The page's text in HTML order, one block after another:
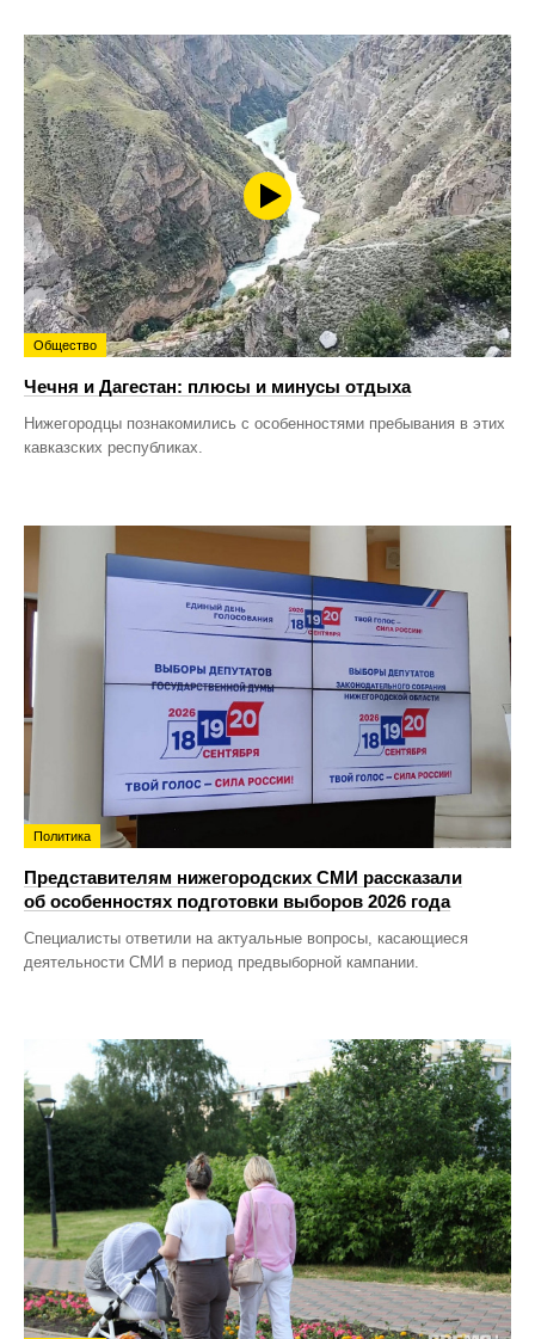
Общество
Чечня и Дагестан: плюсы и минусы отдыха
Нижегородцы познакомились с особенностями пребывания в этих
кавказских республиках.
Политика
Представителям нижегородских СМИ рассказали
об особенностях подготовки выборов 2026 года
Специалисты ответили на актуальные вопросы, касающиеся
деятельности СМИ в период предвыборной кампании.